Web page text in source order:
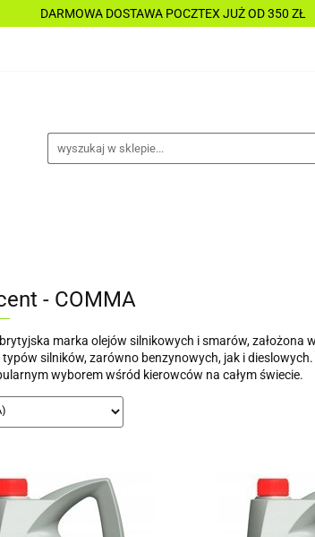
DARMOWA DOSTAWA POCZTEX JUŻ OD 350 ZŁ
PŁYNY CHEMIA KOSMETYKI
TANIO
- COMMA
marka olejów silnikowych i smarów,
silników, zarówno benzynowych, jak i
wyborem wśród kierowców na całym świecie.